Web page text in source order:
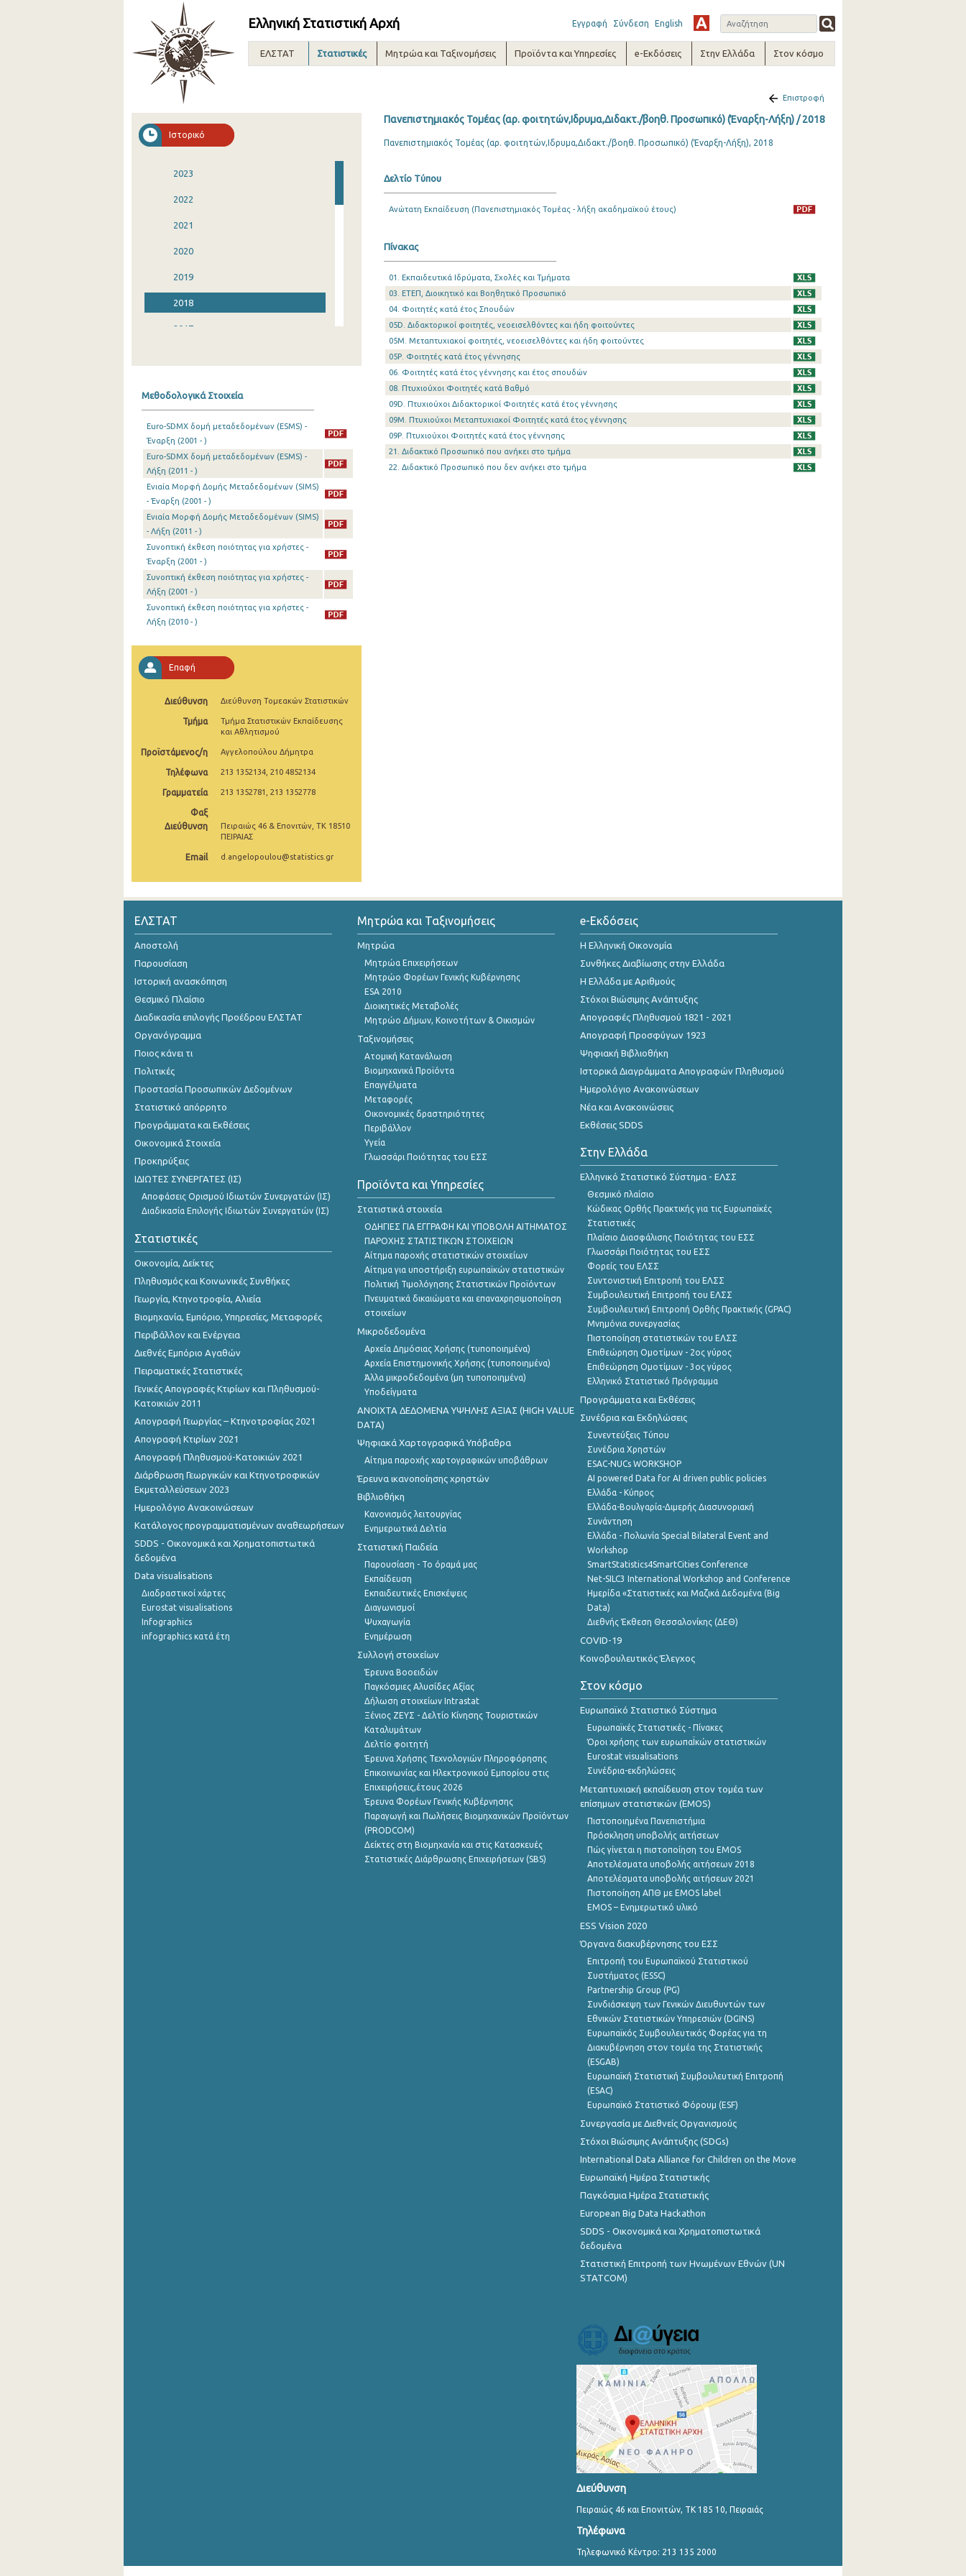
Ελληνική Στατιστική Αρχή Εγγραφή Σύνδεση English
ΕΛΣΤΑΤ Στατιστικές Μητρώα και Ταξινομήσεις Προϊόντα και Υπηρεσίες e-Εκδόσεις Στην Ελλάδα Στον κόσμο
Ιστορικό
2023
2022
2021
2020
2019
2018
2017
2013
2012
2011
2010
2009
2008
2007
2006
2004
2002
2000
Μεθοδολογικά Στοιχεία
Euro-SDMX δομή μεταδεδομένων (ESMS) -
Έναρξη (2001 - )
Euro-SDMX δομή μεταδεδομένων (ESMS) -
Λήξη (2011 - )
Ενιαία Μορφή Δομής Μεταδεδομένων (SIMS)
- Έναρξη (2001 - )
Ενιαία Μορφή Δομής Μεταδεδομένων (SIMS)
- Λήξη (2011 - )
Συνοπτική έκθεση ποιότητας για χρήστες -
Έναρξη (2001 - )
Συνοπτική έκθεση ποιότητας για χρήστες -
Λήξη (2001 - )
Συνοπτική έκθεση ποιότητας για χρήστες -
Λήξη (2010 - )
Επαφή
Διεύθυνση Διεύθυνση Τομεακών Στατιστικών
Τμήμα
Τμήμα Στατιστικών Εκπαίδευσης
και Αθλητισμού
Προϊστάμενος/η Αγγελοπούλου Δήμητρα
Τηλέφωνα 213 1352134, 210 4852134
Γραμματεία 213 1352781, 213 1352778
Φαξ
Διεύθυνση
Πειραιώς 46 & Επονιτών, ΤΚ 18510
ΠΕΙΡΑΙΑΣ
Email d.angelopoulou@statistics.gr
Επιστροφή
Πανεπιστημιακός Τομέας (αρ. φοιτητών,Ιδρυμα,Διδακτ./βοηθ. Προσωπικό) (Έναρξη-Λήξη) / 2018
Πανεπιστημιακός Τομέας (αρ. φοιτητών,Ιδρυμα,Διδακτ./βοηθ. Προσωπικό) (Έναρξη-Λήξη), 2018
Δελτίο Τύπου
Ανώτατη Εκπαίδευση (Πανεπιστημιακός Τομέας - λήξη ακαδημαϊκού έτους)
Πίνακας
01. Εκπαιδευτικά Ιδρύματα, Σχολές και Τμήματα
03. ΕΤΕΠ, Διοικητικό και Βοηθητικό Προσωπικό
04. Φοιτητές κατά έτος Σπουδών
05D. Διδακτορικοί φοιτητές, νεοεισελθόντες και ήδη φοιτούντες
05Μ. Μεταπτυχιακοί φοιτητές, νεοεισελθόντες και ήδη φοιτούντες
05Ρ. Φοιτητές κατά έτος γέννησης
06. Φοιτητές κατά έτος γέννησης και έτος σπουδών
08. Πτυχιούχοι Φοιτητές κατά Βαθμό
09D. Πτυχιούχοι Διδακτορικοί Φοιτητές κατά έτος γέννησης
09Μ. Πτυχιούχοι Μεταπτυχιακοί Φοιτητές κατά έτος γέννησης
09Ρ. Πτυχιούχοι Φοιτητές κατά έτος γέννησης
21. Διδακτικό Προσωπικό που ανήκει στο τμήμα
22. Διδακτικό Προσωπικό που δεν ανήκει στο τμήμα
ΕΛΣΤΑΤ
Αποστολή
Παρουσίαση
Ιστορική ανασκόπηση
Θεσμικό Πλαίσιο
Διαδικασία επιλογής Προέδρου ΕΛΣΤΑΤ
Οργανόγραμμα
Ποιος κάνει τι
Πολιτικές
Προστασία Προσωπικών Δεδομένων
Στατιστικό απόρρητο
Προγράμματα και Εκθέσεις
Οικονομικά Στοιχεία
Προκηρύξεις
ΙΔΙΩΤΕΣ ΣΥΝΕΡΓΑΤΕΣ (ΙΣ)
Αποφάσεις Ορισμού Ιδιωτών Συνεργατών (ΙΣ)
Διαδικασία Επιλογής Ιδιωτών Συνεργατών (ΙΣ)
Στατιστικές
Οικονομία, Δείκτες
Πληθυσμός και Κοινωνικές Συνθήκες
Γεωργία, Κτηνοτροφία, Αλιεία
Βιομηχανία, Εμπόριο, Υπηρεσίες, Μεταφορές
Περιβάλλον και Ενέργεια
Διεθνές Εμπόριο Αγαθών
Πειραματικές Στατιστικές
Γενικές Απογραφές Κτιρίων και Πληθυσμού-
Κατοικιών 2011
Απογραφή Γεωργίας – Κτηνοτροφίας 2021
Απογραφή Κτιρίων 2021
Απογραφή Πληθυσμού-Κατοικιών 2021
Διάρθρωση Γεωργικών και Κτηνοτροφικών
Εκμεταλλεύσεων 2023
Ημερολόγιο Ανακοινώσεων
Κατάλογος προγραμματισμένων αναθεωρήσεων
SDDS - Οικονομικά και Χρηματοπιστωτικά
δεδομένα
Data visualisations
Διαδραστικοί χάρτες
Eurostat visualisations
Infographics
infographics κατά έτη
Μητρώα και Ταξινομήσεις
Μητρώα
Μητρώα Επιχειρήσεων
Μητρώο Φορέων Γενικής Κυβέρνησης
ESA 2010
Διοικητικές Μεταβολές
Μητρώο Δήμων, Κοινοτήτων & Οικισμών
Ταξινομήσεις
Ατομική Κατανάλωση
Βιομηχανικά Προϊόντα
Επαγγέλματα
Μεταφορές
Οικονομικές δραστηριότητες
Περιβάλλον
Υγεία
Γλωσσάρι Ποιότητας του ΕΣΣ
Προϊόντα και Υπηρεσίες
Στατιστικά στοιχεία
ΟΔΗΓΙΕΣ ΓΙΑ ΕΓΓΡΑΦΗ ΚΑΙ ΥΠΟΒΟΛΗ ΑΙΤΗΜΑΤΟΣ
ΠΑΡΟΧΗΣ ΣΤΑΤΙΣΤΙΚΩΝ ΣΤΟΙΧΕΙΩΝ
Αίτημα παροχής στατιστικών στοιχείων
Αίτημα για υποστήριξη ευρωπαϊκών στατιστικών
Πολιτική Τιμολόγησης Στατιστικών Προϊόντων
Πνευματικά δικαιώματα και επαναχρησιμοποίηση
στοιχείων
Μικροδεδομένα
Αρχεία Δημόσιας Χρήσης (τυποποιημένα)
Αρχεία Επιστημονικής Χρήσης (τυποποιημένα)
Άλλα μικροδεδομένα (μη τυποποιημένα)
Υποδείγματα
ANOIXTA ΔΕΔΟΜΕΝΑ ΥΨΗΛΗΣ ΑΞΙΑΣ (HIGH VALUE
DATA)
Ψηφιακά Χαρτογραφικά Υπόβαθρα
Αίτημα παροχής χαρτογραφικών υποβάθρων
Έρευνα ικανοποίησης χρηστών
Βιβλιοθήκη
Κανονισμός λειτουργίας
Ενημερωτικά Δελτία
Στατιστική Παιδεία
Παρουσίαση - Το όραμά μας
Εκπαίδευση
Εκπαιδευτικές Επισκέψεις
Διαγωνισμοί
Ψυχαγωγία
Ενημέρωση
Συλλογή στοιχείων
Έρευνα Βοοειδών
Παγκόσμιες Αλυσίδες Αξίας
Δήλωση στοιχείων Intrastat
Ξένιος ΖΕΥΣ - Δελτίο Κίνησης Τουριστικών
Καταλυμάτων
Δελτίο φοιτητή
Έρευνα Χρήσης Τεχνολογιών Πληροφόρησης
Επικοινωνίας και Ηλεκτρονικού Εμπορίου στις
Επιχειρήσεις,έτους 2026
Έρευνα Φορέων Γενικής Κυβέρνησης
Παραγωγή και Πωλήσεις Βιομηχανικών Προϊόντων
(PRODCOM)
Δείκτες στη Βιομηχανία και στις Κατασκευές
Στατιστικές Διάρθρωσης Επιχειρήσεων (SBS)
e-Εκδόσεις
Η Ελληνική Οικονομία
Συνθήκες Διαβίωσης στην Ελλάδα
Η Ελλάδα με Αριθμούς
Στόχοι Βιώσιμης Ανάπτυξης
Απογραφές Πληθυσμού 1821 - 2021
Απογραφή Προσφύγων 1923
Ψηφιακή Βιβλιοθήκη
Ιστορικά Διαγράμματα Απογραφών Πληθυσμού
Ημερολόγιο Ανακοινώσεων
Νέα και Ανακοινώσεις
Εκθέσεις SDDS
Στην Ελλάδα
Ελληνικό Στατιστικό Σύστημα - ΕΛΣΣ
Θεσμικό πλαίσιο
Κώδικας Ορθής Πρακτικής για τις Ευρωπαϊκές
Στατιστικές
Πλαίσιο Διασφάλισης Ποιότητας του ΕΣΣ
Γλωσσάρι Ποιότητας του ΕΣΣ
Φορείς του ΕΛΣΣ
Συντονιστική Επιτροπή του ΕΛΣΣ
Συμβουλευτική Επιτροπή του ΕΛΣΣ
Συμβουλευτική Επιτροπή Ορθής Πρακτικής (GPAC)
Μνημόνια συνεργασίας
Πιστοποίηση στατιστικών του ΕΛΣΣ
Επιθεώρηση Ομοτίμων - 2ος γύρος
Επιθεώρηση Ομοτίμων - 3ος γύρος
Ελληνικό Στατιστικό Πρόγραμμα
Προγράμματα και Εκθέσεις
Συνέδρια και Εκδηλώσεις
Συνεντεύξεις Τύπου
Συνέδρια Χρηστών
ESAC-NUCs WORKSHOP
AI powered Data for AI driven public policies
Ελλάδα - Κύπρος
Ελλάδα-Βουλγαρία-Διμερής Διασυνοριακή
Συνάντηση
Ελλάδα - Πολωνία Special Bilateral Event and
Workshop
SmartStatistics4SmartCities Conference
Net-SILC3 International Workshop and Conference
Ημερίδα «Στατιστικές και Μαζικά Δεδομένα (Big
Data)
Διεθνής Έκθεση Θεσσαλονίκης (ΔΕΘ)
COVID-19
Κοινοβουλευτικός Έλεγχος
Στον κόσμο
Ευρωπαϊκό Στατιστικό Σύστημα
Ευρωπαϊκές Στατιστικές - Πίνακες
Όροι χρήσης των ευρωπαΪκών στατιστικών
Eurostat visualisations
Συνέδρια-εκδηλώσεις
Μεταπτυχιακή εκπαίδευση στον τομέα των
επίσημων στατιστικών (EMOS)
Πιστοποιημένα Πανεπιστήμια
Πρόσκληση υποβολής αιτήσεων
Πώς γίνεται η πιστοποίηση του EMOS
Αποτελέσματα υποβολής αιτήσεων 2018
Αποτελέσματα υποβολής αιτήσεων 2021
Πιστοποίηση ΑΠΘ με EMOS label
EMOS – Ενημερωτικό υλικό
ESS Vision 2020
Όργανα διακυβέρνησης του ΕΣΣ
Επιτροπή του Ευρωπαϊκού Στατιστικού
Συστήματος (ESSC)
Partnership Group (PG)
Συνδιάσκεψη των Γενικών Διευθυντών των
Εθνικών Στατιστικών Υπηρεσιών (DGINS)
Ευρωπαϊκός Συμβουλευτικός Φορέας για τη
Διακυβέρνηση στον τομέα της Στατιστικής
(ESGAB)
Ευρωπαϊκή Στατιστική Συμβουλευτική Επιτροπή
(ESAC)
Ευρωπαϊκό Στατιστικό Φόρουμ (ESF)
Συνεργασία με Διεθνείς Οργανισμούς
Στόχοι Βιώσιμης Ανάπτυξης (SDGs)
International Data Alliance for Children on the Move
Ευρωπαϊκή Ημέρα Στατιστικής
Παγκόσμια Ημέρα Στατιστικής
European Big Data Hackathon
SDDS - Οικονομικά και Χρηματοπιστωτικά
δεδομένα
Στατιστική Επιτροπή των Ηνωμένων Εθνών (UN
STATCOM)
Διεύθυνση
Πειραιώς 46 και Επονιτών, ΤΚ 185 10, Πειραιάς
Τηλέφωνα
Τηλεφωνικό Κέντρο: 213 135 2000